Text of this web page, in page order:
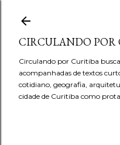
CIRCULANDO POR
Circulando por Curitiba
acompanhadas de textos
cotidiano, geografia,
cidade de Curitiba como